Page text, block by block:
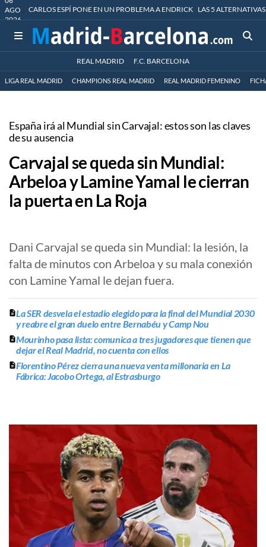
AGO
2026
CARLOS ESPÍ PONE EN UN PROBLEMA A ENDRICK LAS 5
REAL MADRID F.C. BARCELONA
LIGA REAL MADRID CHAMPIONS REAL MADRID REAL MADRID FEMENINO
España irá al Mundial sin Carvajal: estos son las claves
de su ausencia
Carvajal se queda sin Mundial:
Arbeloa y Lamine Yamal le cierran
la puerta en La Roja
Dani Carvajal se queda sin Mundial: la lesión, la
falta de minutos con Arbeloa y su mala conexión
con Lamine Yamal le dejan fuera.
La SER desvela el estadio elegido para la final del Mundial 2030
y reabre el gran duelo entre Bernabéu y Camp Nou
Mourinho pasa lista: comunica a tres jugadores que tienen que
dejar el Real Madrid, no cuenta con ellos
Florentino Pérez cierra una nueva venta millonaria en La
Fábrica: Jacobo Ortega, al Estrasburgo